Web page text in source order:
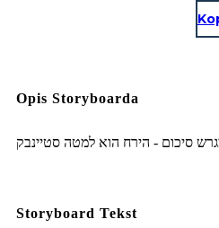
Opis Storyboarda
סיכום - הירח הוא למטה סטיינבק
Storyboard Tekst